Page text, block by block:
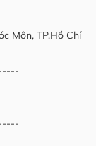
Môn, TP.Hồ Chí